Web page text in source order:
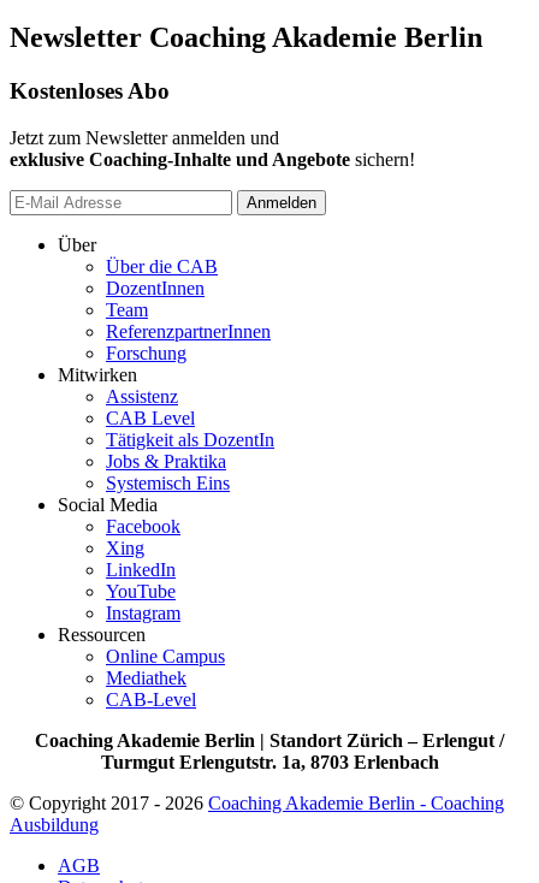
Newsletter Coaching Akademie Berlin
Kostenloses Abo
Jetzt zum Newsletter anmelden und
exklusive Coaching-Inhalte und Angebote sichern!
Anmelden
Über
Über die CAB
DozentInnen
Team
ReferenzpartnerInnen
Forschung
Mitwirken
Assistenz
CAB Level
Tätigkeit als DozentIn
Jobs & Praktika
Systemisch Eins
Social Media
Facebook
Xing
LinkedIn
YouTube
Instagram
Ressourcen
Online Campus
Mediathek
CAB-Level
Coaching Akademie Berlin | Standort Zürich – Erlengut /
Turmgut Erlengutstr. 1a, 8703 Erlenbach
© Copyright 2017 - 2026 Coaching Akademie Berlin - Coaching
Ausbildung
AGB